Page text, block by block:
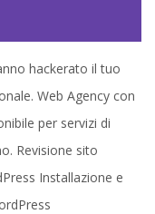
hackerato il tuo
Web Agency con
per servizi di
Revisione sito
Installazione e